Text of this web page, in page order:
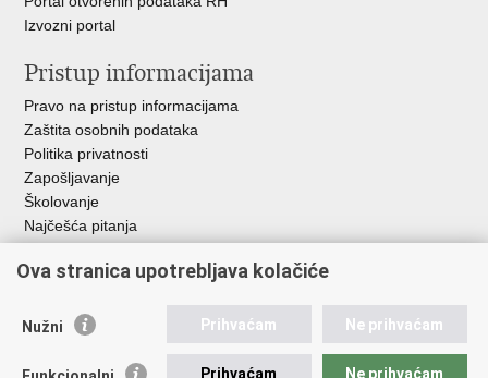
Izvozni portal
Pristup informacijama
Pravo na pristup informacijama
Zaštita osobnih podataka
Politika privatnosti
Zapošljavanje
Školovanje
Najčešća pitanja
Važne poveznice
EMN Nacionalna kontaktna točka za Republiku Hrvatsku
Ova stranica upotrebljava kolačiće
Nužni Prihvaćam Ne prihvaćam
Prihvaćam Ne prihvaćam